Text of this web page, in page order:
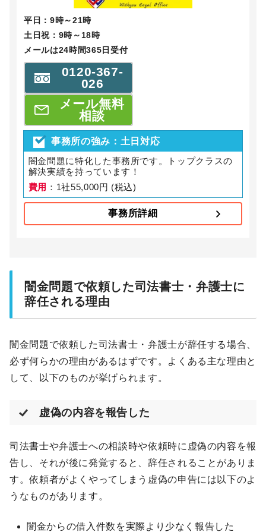
平日：9時～21時
土日祝：9時～18時
メールは24時間365日受付
0120-367-
026
メール無料
相談
事務所の強み：土日対応
闇金問題に特化した事務所です。トップクラスの
解決実績を持っています！
費用 ：1社55,000円 (税込)
事務所詳細
闇金問題で依頼した司法書士・弁護士に
辞任される理由
闇金問題で依頼した司法書士・弁護士が辞任する場合、
必ず何らかの理由があるはずです。よくある主な理由と
して、以下のものが挙げられます。
虚偽の内容を報告した
司法書士や弁護士への相談時や依頼時に虚偽の内容を報
告し、それが後に発覚すると、辞任されることがありま
す。依頼者がよくやってしまう虚偽の申告には以下のよ
うなものがあります。
闇金からの借入件数を実際より少なく報告した